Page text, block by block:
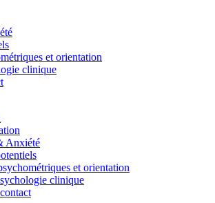
et orientation
clinique
Anxiété
et orientation
clinique